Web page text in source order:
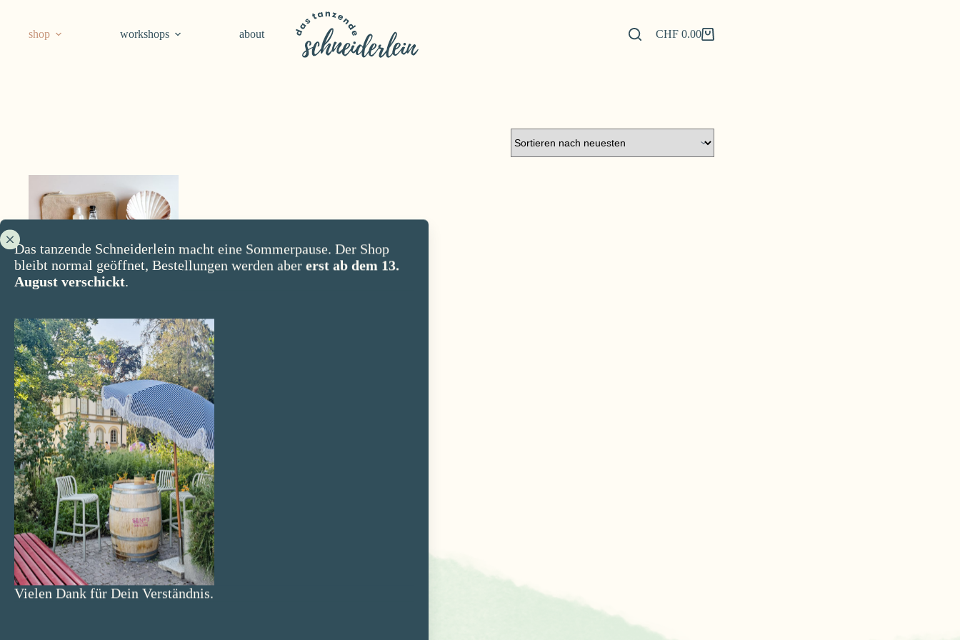
content
Das tanzende Schneiderlein macht eine Sommerpause. Der Shop
bleibt normal geöffnet, Bestellungen werden aber erst ab dem 13.
August verschickt.
Vielen Dank für Dein Verständnis.
shop workshops about
Shopping
CHF 0.00
DIY Box für 5 Jakobsmuscheln
CHF49.00
IN DEN WARENKORB